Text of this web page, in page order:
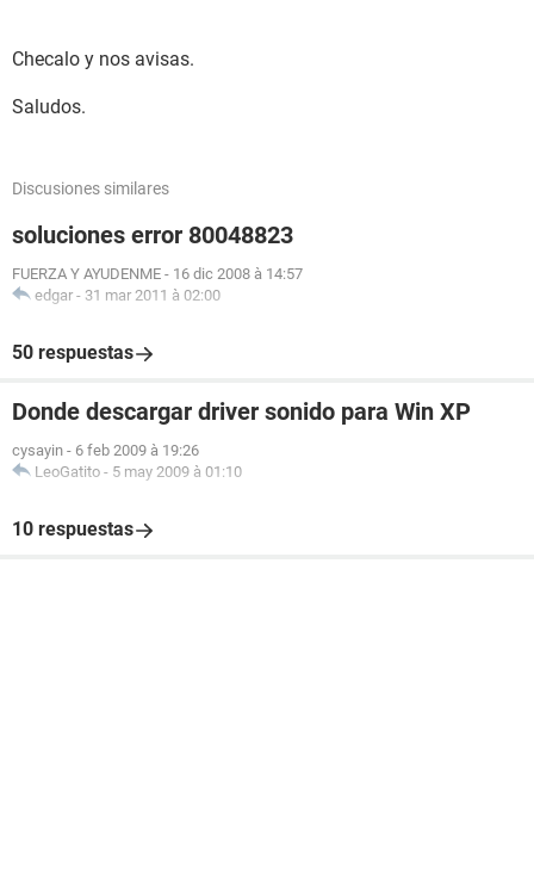
Checalo y nos avisas.
Saludos.
Discusiones similares
soluciones error 80048823
FUERZA Y AYUDENME - 16 dic 2008 à 14:57
edgar - 31 mar 2011 à 02:00
50 respuestas
Donde descargar driver sonido para Win XP
cysayin - 6 feb 2009 à 19:26
LeoGatito - 5 may 2009 à 01:10
10 respuestas